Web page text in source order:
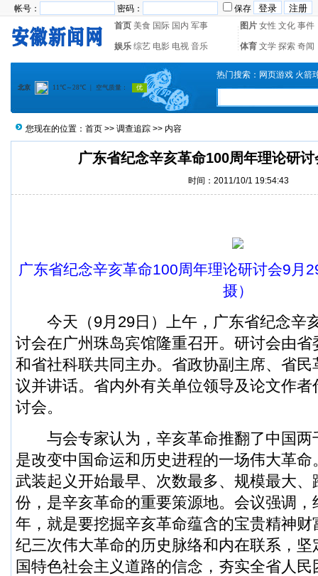
帐号： 密码：
保存
首页 美食 国际 国内 军事 图片 女性 文化 事件
娱乐 综艺 电影 电视 音乐 体育 文学 探索 奇闻
热门搜索： 网页游戏 火箭
您现在的位置： 首页 >> 调查追踪 >> 内容
广东省纪念辛亥革命100周年理论研
时间：2011/10/1 19:54:43
广东省纪念辛亥革命100周年理论研讨会9月
摄）
今天（9月29日）上午，广东省纪念辛
讨会在广州珠岛宾馆隆重召开。研讨会由
和省社科联共同主办。省政协副主席、省
议并讲话。省内外有关单位领导及论文作
讨会。
与会专家认为，辛亥革命推翻了中国两
是改变中国命运和历史进程的一场伟大革
武装起义开始最早、次数最多、规模最大
份，是辛亥革命的重要策源地。会议强调
年，就是要挖掘辛亥革命蕴含的宝贵精神
纪三次伟大革命的历史脉络和内在联系，
国特色社会主义道路的信念，夯实全省人